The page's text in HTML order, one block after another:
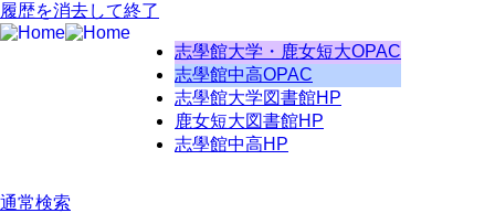
履歴を消去して終了
志學館大学・鹿女短大OPAC
志學館中高OPAC
志學館大学図書館HP
鹿女短大図書館HP
志學館中高HP
通常検索